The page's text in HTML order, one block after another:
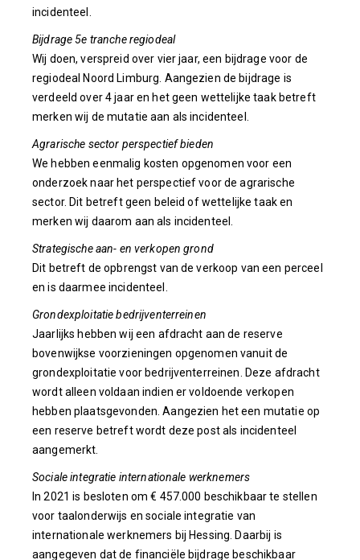
incidenteel.
Bijdrage 5e tranche regiodeal
Wij doen, verspreid over vier jaar, een bijdrage voor de
regiodeal Noord Limburg. Aangezien de bijdrage is
verdeeld over 4 jaar en het geen wettelijke taak betreft
merken wij de mutatie aan als incidenteel.
Agrarische sector perspectief bieden
We hebben eenmalig kosten opgenomen voor een
onderzoek naar het perspectief voor de agrarische
sector. Dit betreft geen beleid of wettelijke taak en
merken wij daarom aan als incidenteel.
Strategische aan- en verkopen grond
Dit betreft de opbrengst van de verkoop van een perceel
en is daarmee incidenteel.
Grondexploitatie bedrijventerreinen
Jaarlijks hebben wij een afdracht aan de reserve
bovenwijkse voorzieningen opgenomen vanuit de
grondexploitatie voor bedrijventerreinen. Deze afdracht
wordt alleen voldaan indien er voldoende verkopen
hebben plaatsgevonden. Aangezien het een mutatie op
een reserve betreft wordt deze post als incidenteel
aangemerkt.
Sociale integratie internationale werknemers
In 2021 is besloten om € 457.000 beschikbaar te stellen
voor taalonderwijs en sociale integratie van
internationale werknemers bij Hessing. Daarbij is
aangegeven dat de financiële bijdrage beschikbaar